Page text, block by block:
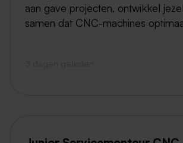
aan gave projecten, ontwikkel
samen dat CNC-machines